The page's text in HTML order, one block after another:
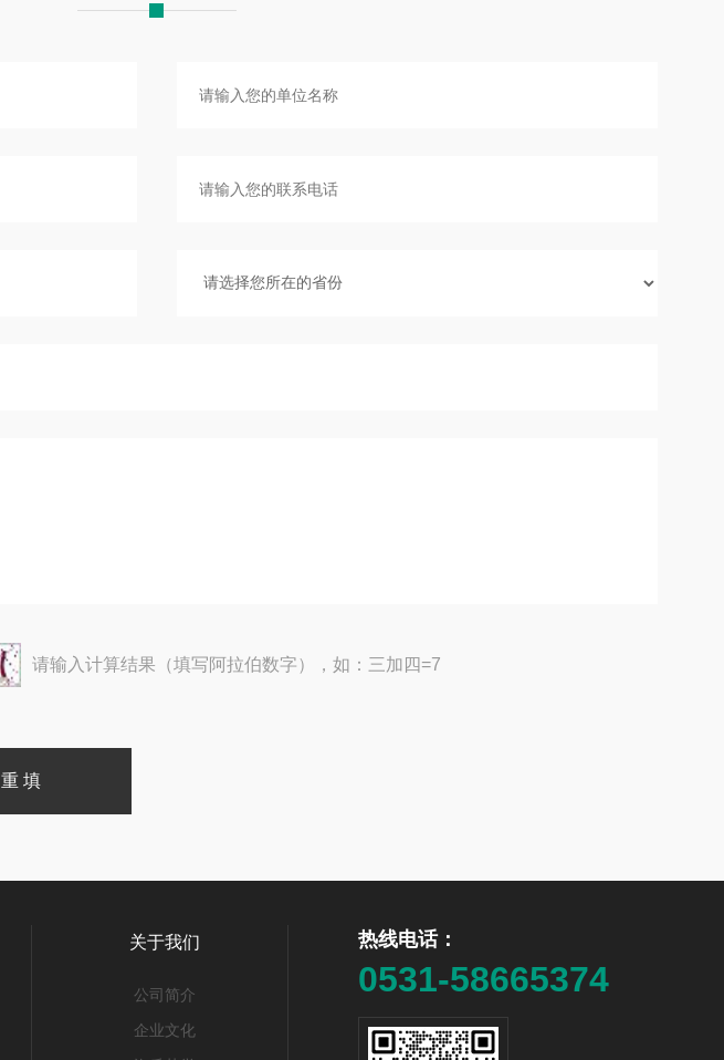
请输入计算结果（填写阿拉伯数字），如：三加四=7
热线电话：
0531-58665374
关于我们
公司简介
企业文化